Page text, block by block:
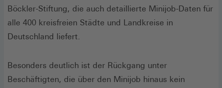
Böckler-Stiftung, die auch detaillierte Minijob-Daten für
alle 400 kreisfreien Städte und Landkreise in
Deutschland liefert.
Besonders deutlich ist der Rückgang unter
Beschäftigten, die über den Minijob hinaus kein